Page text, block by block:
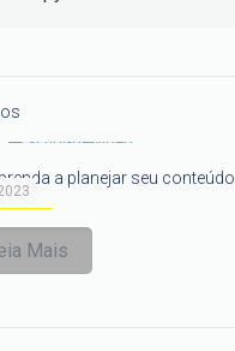
a planejar seu conteúdo
Mais